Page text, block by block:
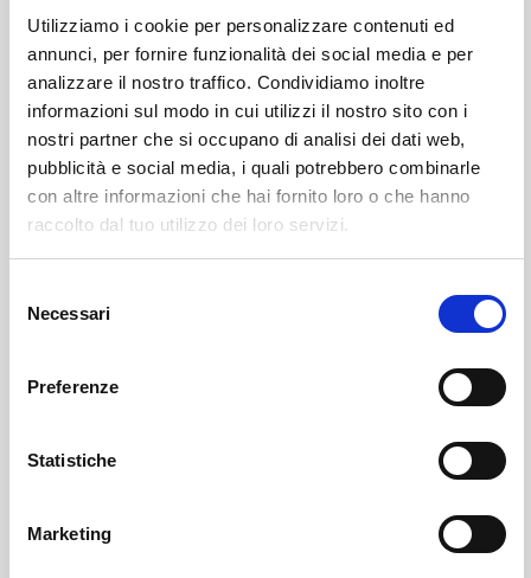
Utilizziamo i cookie per personalizzare contenuti ed
annunci, per fornire funzionalità dei social media e per
analizzare il nostro traffico. Condividiamo inoltre
informazioni sul modo in cui utilizzi il nostro sito con i
nostri partner che si occupano di analisi dei dati web,
pubblicità e social media, i quali potrebbero combinarle
con altre informazioni che hai fornito loro o che hanno
raccolto dal tuo utilizzo dei loro servizi.
delNecessari
Preferenze
Statistiche
Marketing
Leggi qui il necrologio:
https://www.onoranzefunebrisof.it/memorials/lucia-
Necrologi